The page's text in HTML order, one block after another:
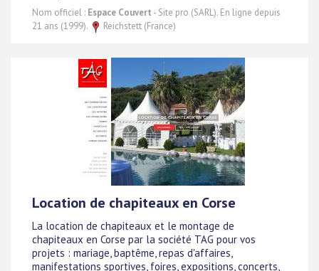
Nom officiel : Espace Couvert - Site pro (SARL). En ligne depuis
21 ans (1999).
Reichstett (France)
Location de chapiteaux en Corse
La location de chapiteaux et le montage de
chapiteaux en Corse par la société TAG pour vos
projets : mariage, baptême, repas d'affaires,
manifestations sportives, foires, expositions, concerts,